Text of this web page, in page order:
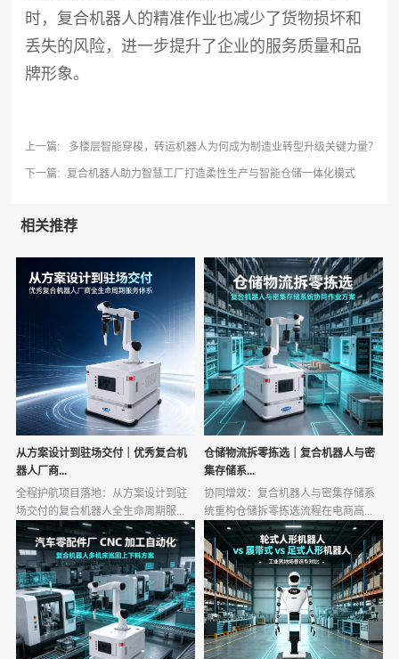
时，复合机器人的精准作业也减少了货物损坏和
丢失的风险，进一步提升了企业的服务质量和品
牌形象。
上一篇: 多楼层智能穿梭，转运机器人为何成为制造业转型升级关键力量？
下一篇: 复合机器人助力智慧工厂打造柔性生产与智能仓储一体化模式
相关推荐
从方案设计到驻场交付｜优秀复合机
器人厂商...
全程护航项目落地：从方案设计到驻
场交付的复合机器人全生命周期服...
仓储物流拆零拣选｜复合机器人与密
集存储系...
协同增效：复合机器人与密集存储系
统重构仓储拆零拣选流程在电商高...